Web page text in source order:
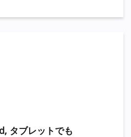
タブレットでも